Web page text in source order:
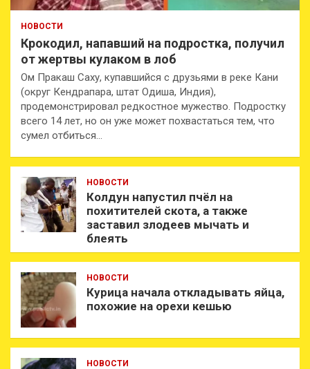
НОВОСТИ
Крокодил, напавший на подростка, получил
от жертвы кулаком в лоб
Ом Пракаш Саху, купавшийся с друзьями в реке Кани
(округ Кендрапара, штат Одиша, Индия),
продемонстрировал редкостное мужество. Подростку
всего 14 лет, но он уже может похвастаться тем, что
сумел отбиться…
НОВОСТИ
Колдун напустил пчёл на
похитителей скота, а также
заставил злодеев мычать и
блеять
НОВОСТИ
Курица начала откладывать яйца,
похожие на орехи кешью
НОВОСТИ